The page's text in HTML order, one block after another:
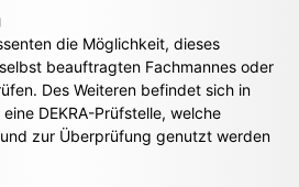
die Möglichkeit, dieses
beauftragten Fachmannes oder
Des Weiteren befindet sich in
DEKRA-Prüfstelle, welche
zur Überprüfung genutzt werden